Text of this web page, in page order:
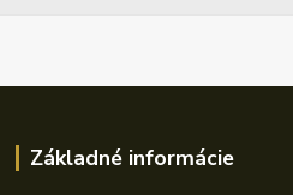
Základné informácie